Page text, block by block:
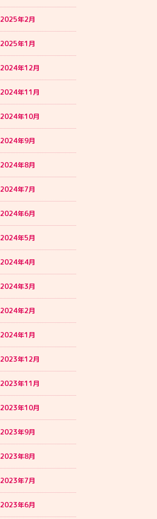
2025年2月
2025年1月
2024年12月
2024年11月
2024年10月
2024年9月
2024年8月
2024年7月
2024年6月
2024年5月
2024年4月
2024年3月
2024年2月
2024年1月
2023年12月
2023年11月
2023年10月
2023年9月
2023年8月
2023年7月
2023年6月